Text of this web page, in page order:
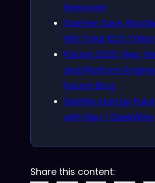
Newswire
Gartner Says
Will Total $2.5
Pulumi 2025: Neo,
and Platform
Pulumi Blog
Seattle startup
with Neo | GeekWire
Share this content: